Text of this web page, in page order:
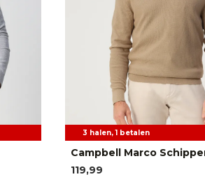
3 halen, 1 betalen
Campbell Marco
119,99